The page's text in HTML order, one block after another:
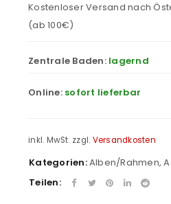
Kostenloser Versand nach
(ab 100€)
Zentrale Baden: lagernd
Online: sofort lieferbar
inkl. MwSt. zzgl. Versandkosten
Kategorien:Alben/Rahmen,
Teilen: